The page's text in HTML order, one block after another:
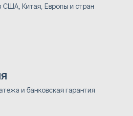
США, Китая, Европы и стран
и банковская гарантия